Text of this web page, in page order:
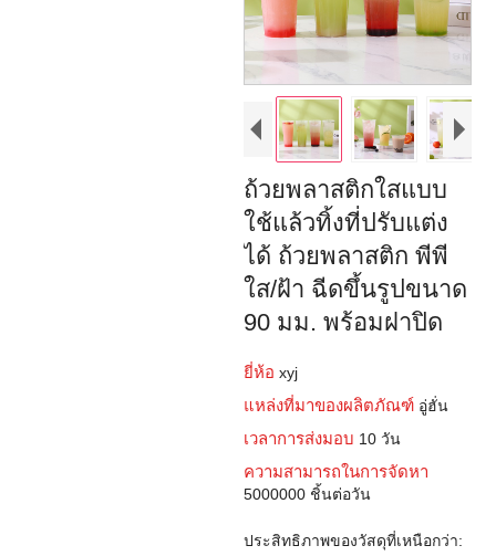
ถ้วยพลาสติกใสแบบ
ใช้แล้วทิ้งที่ปรับแต่ง
ได้ ถ้วยพลาสติก พีพี
ใส/ฝ้า ฉีดขึ้นรูปขนาด
90 มม. พร้อมฝาปิด
ยี่ห้อ xyj
แหล่งที่มาของผลิตภัณฑ์ อู่ฮั่น
เวลาการส่งมอบ 10 วัน
ความสามารถในการจัดหา
5000000 ชิ้นต่อวัน
ประสิทธิภาพของวัสดุที่เหนือกว่า: